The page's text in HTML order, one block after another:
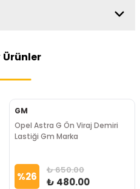
Ürünler
GM
Opel Astra G Ön Viraj Demiri
Lastiği Gm Marka
%26 ₺ 650.00
₺ 480.00